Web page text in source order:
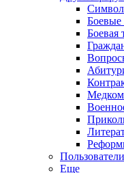
Боевые
Боевая
Еще